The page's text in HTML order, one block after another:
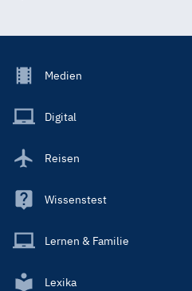
Footer
Main
Medien
Digital
Reisen
Wissenstest
Lernen & Familie
Lexika